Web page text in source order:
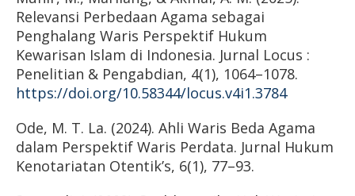
Relevansi Perbedaan Agama sebagai
Penghalang Waris Perspektif Hukum
Kewarisan Islam di Indonesia. Jurnal Locus :
Penelitian & Pengabdian, 4(1), 1064–1078.
https://doi.org/10.58344/locus.v4i1.3784
Ode, M. T. La. (2024). Ahli Waris Beda Agama
dalam Perspektif Waris Perdata. Jurnal Hukum
Kenotariatan Otentik’s, 6(1), 77–93.